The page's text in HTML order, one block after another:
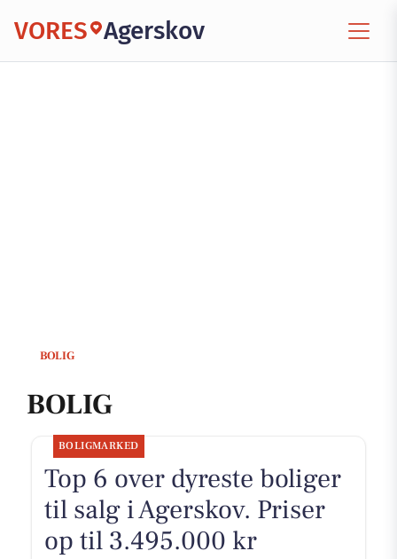
VORES Agerskov
BOLIG
BOLIG
BOLIGMARKED
Top 6 over dyreste boliger
til salg i Agerskov. Priser
op til 3.495.000 kr